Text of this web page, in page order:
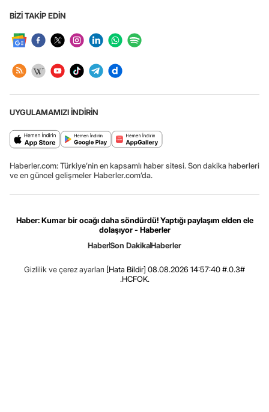
BİZİ TAKİP EDİN
UYGULAMAMIZI İNDİRİN
Haberler.com: Türkiye’nin en kapsamlı haber sitesi. Son dakika haberleri
ve en güncel gelişmeler Haberler.com’da.
Haber: Kumar bir ocağı daha söndürdü! Yaptığı paylaşım elden ele
dolaşıyor - Haberler
HaberSon DakikaHaberler
Gizlilik ve çerez ayarları [Hata Bildir] 08.08.2026 14:57:40 #.0.3#
.HCFOK.